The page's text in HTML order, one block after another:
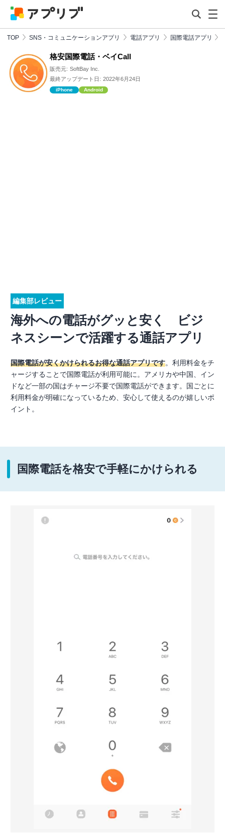
TOP SNS・コミュニケーションアプリ 電話アプリ 国際電話アプリ
格安国際電話・ベイCall
販売元: SoftBay Inc.
最終アップデート日: 2022年6月24日
iPhone Android
編集部レビュー
海外への電話がグッと安く ビジ
ネスシーンで活躍する通話アプリ
国際電話が安くかけられるお得な通話アプリです。利用料金をチ
ャージすることで国際電話が利用可能に。アメリカや中国、イン
ドなど一部の国はチャージ不要で国際電話ができます。国ごとに
利用料金が明確になっているため、安心して使えるのが嬉しいポ
イント。
国際電話を格安で手軽にかけられる